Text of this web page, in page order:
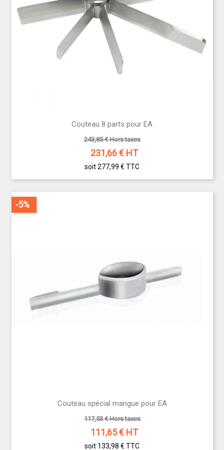
Couteau 8 parts pour EA
243,85 € Hors taxes
231,66€ HT
soit 277,99 € TTC
Couteau spécial mangue pour EA
117,53 € Hors taxes
111,65€ HT
soit 133,98 € TTC
-5%